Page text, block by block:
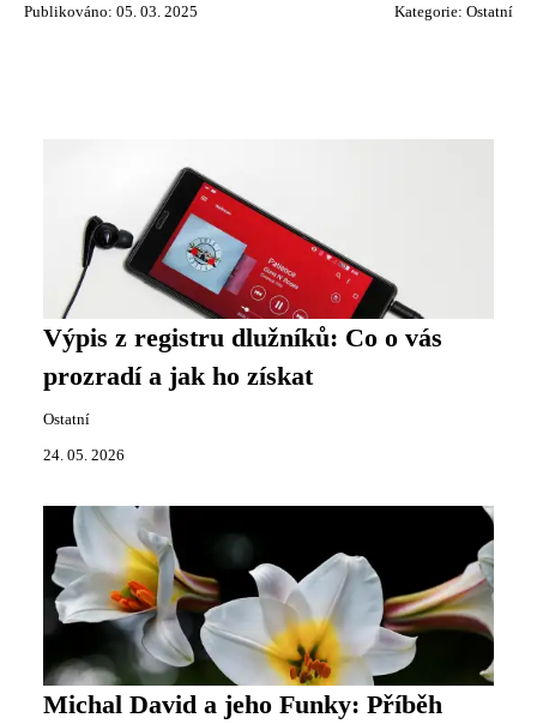
Publikováno: 05. 03. 2025 Kategorie: Ostatní
Výpis z registru dlužníků: Co o vás
prozradí a jak ho získat
Ostatní
24. 05. 2026
Michal David a jeho Funky: Příběh